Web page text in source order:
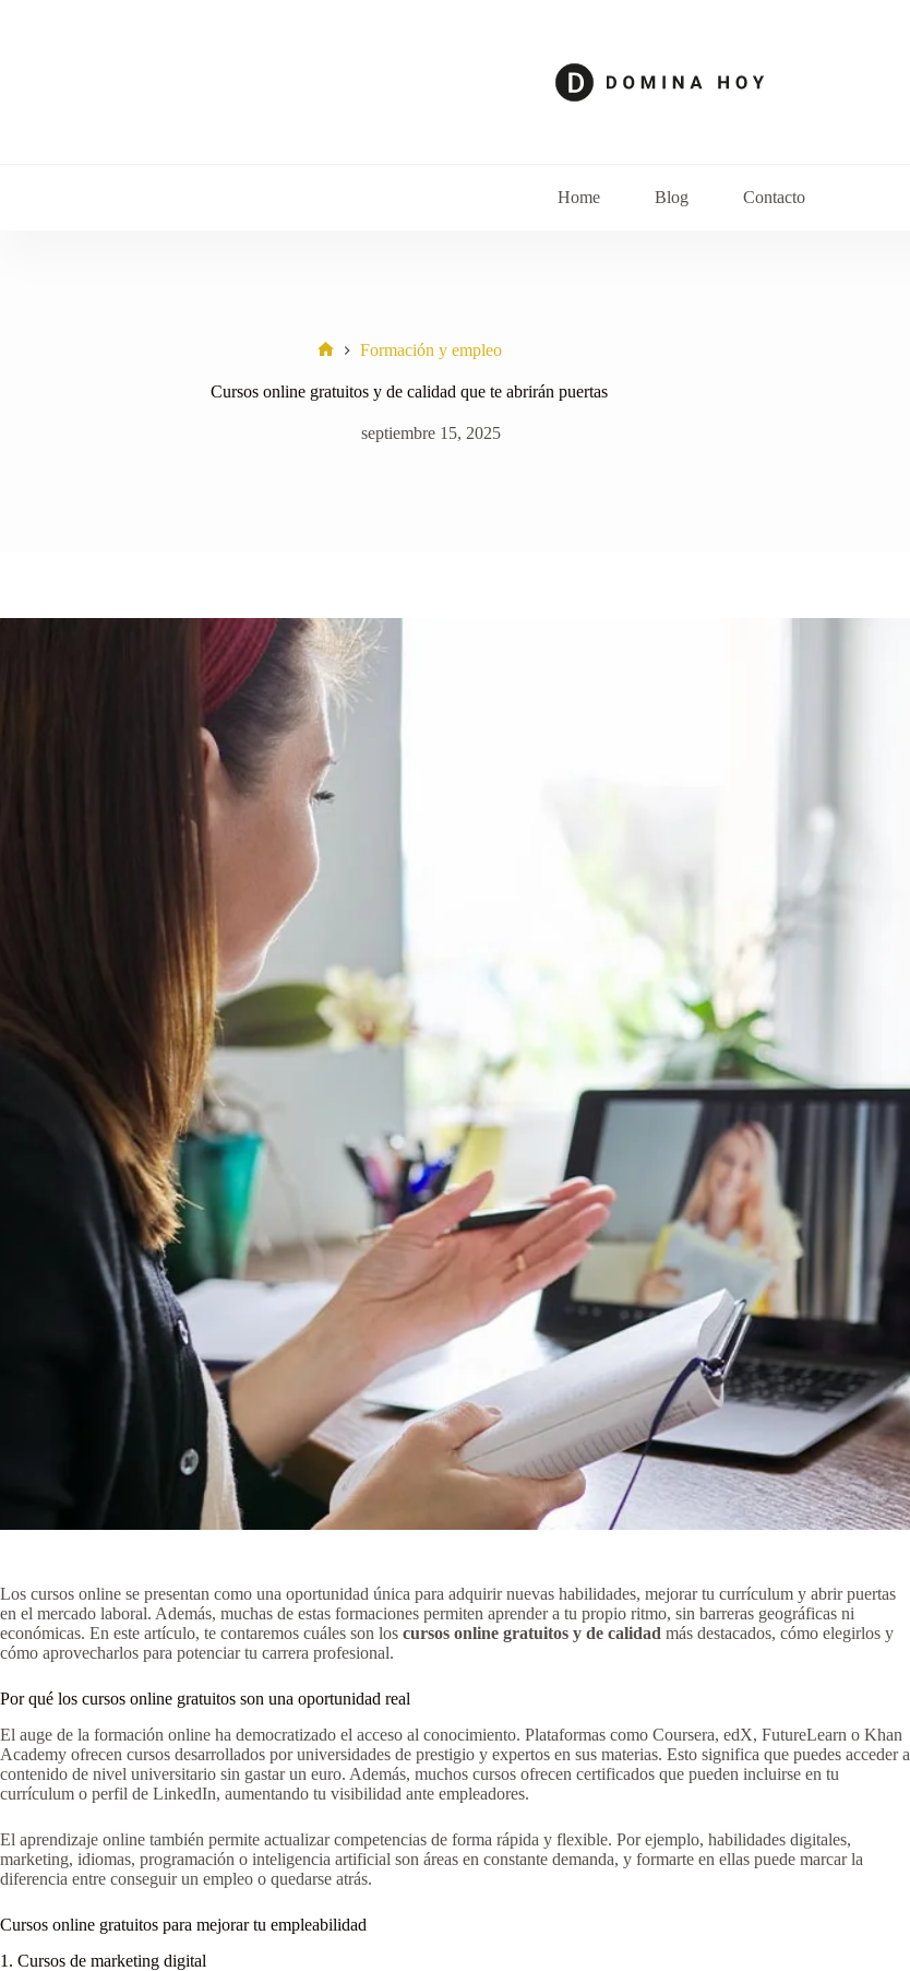
Home Blog Contacto
Formación y empleo
Cursos online gratuitos y de calidad que te abrirán puertas
septiembre 15, 2025
Los cursos online se presentan como una oportunidad única para adquirir nuevas habilidades, mejorar tu currículum y abrir puertas
en el mercado laboral. Además, muchas de estas formaciones permiten aprender a tu propio ritmo, sin barreras geográficas ni
económicas. En este artículo, te contaremos cuáles son los cursos online gratuitos y de calidad más destacados, cómo elegirlos y
cómo aprovecharlos para potenciar tu carrera profesional.
Por qué los cursos online gratuitos son una oportunidad real
El auge de la formación online ha democratizado el acceso al conocimiento. Plataformas como Coursera, edX, FutureLearn o Khan
Academy ofrecen cursos desarrollados por universidades de prestigio y expertos en sus materias. Esto significa que puedes acceder a
contenido de nivel universitario sin gastar un euro. Además, muchos cursos ofrecen certificados que pueden incluirse en tu
currículum o perfil de LinkedIn, aumentando tu visibilidad ante empleadores.
El aprendizaje online también permite actualizar competencias de forma rápida y flexible. Por ejemplo, habilidades digitales,
marketing, idiomas, programación o inteligencia artificial son áreas en constante demanda, y formarte en ellas puede marcar la
diferencia entre conseguir un empleo o quedarse atrás.
Cursos online gratuitos para mejorar tu empleabilidad
1. Cursos de marketing digital